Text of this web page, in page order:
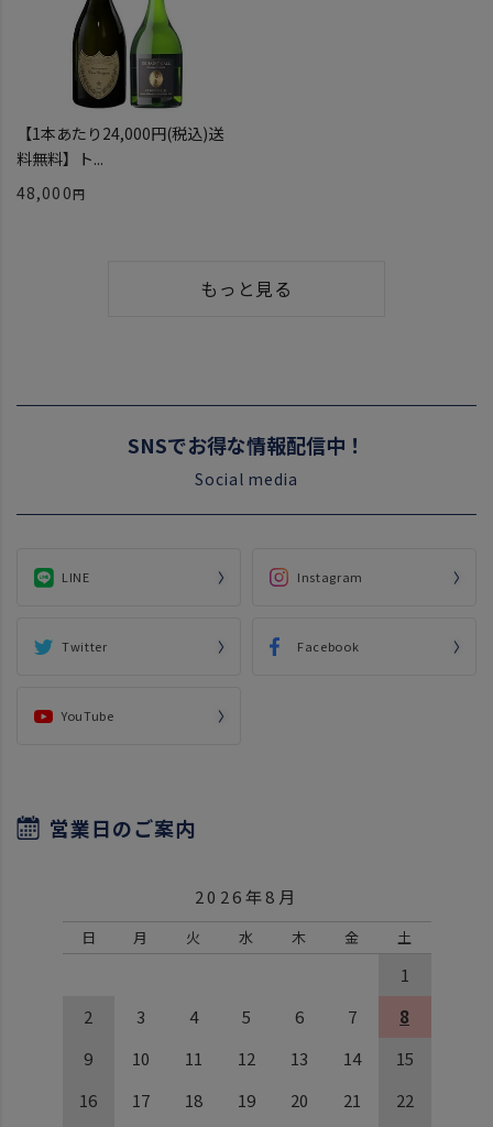
【1本あたり24,000円(税込)送
料無料】ト...
48,000
もっと見る
SNSでお得な情報配信中！
Social media
LINE Instagram
Twitter Facebook
YouTube
営業日のご案内
2026年8月
日 月 火 水 木 金 土
1
2
3 4 5 6 7
8
9
10 11 12 13 14
15
16
17 18 19 20 21 22